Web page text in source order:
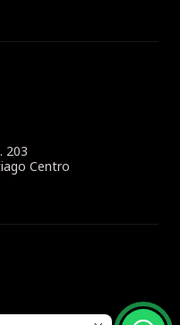
203
Centro